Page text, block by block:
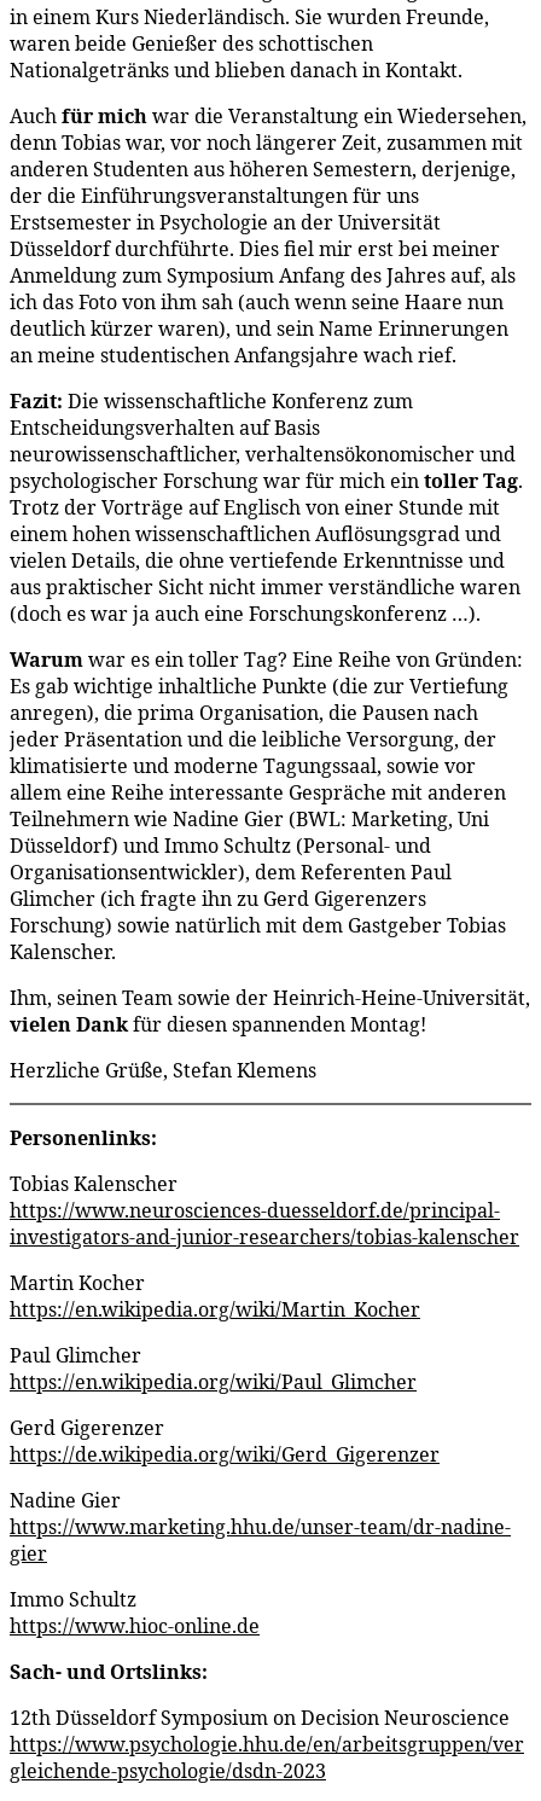
in einem Kurs Niederländisch. Sie wurden Freunde,
waren beide Genießer des schottischen
Nationalgetränks und blieben danach in Kontakt.
Auchfür michwar die Veranstaltung ein Wiedersehen,
denn Tobias war, vor noch längerer Zeit, zusammen mit
anderen Studenten aus höheren Semestern, derjenige,
der die Einführungsveranstaltungen für uns
Erstsemester in Psychologie an der Universität
Düsseldorf durchführte. Dies fiel mir erst bei meiner
Anmeldung zum Symposium Anfang des Jahres auf, als
ich das Foto von ihm sah (auch wenn seine Haare nun
deutlich kürzer waren), und sein Name Erinnerungen
an meine studentischen Anfangsjahre wach rief.
Fazit: Die wissenschaftliche Konferenz zum
Entscheidungsverhalten auf Basis
neurowissenschaftlicher, verhaltensökonomischer und
psychologischer Forschung war für mich eintoller Tag.
Trotz der Vorträge auf Englisch von einer Stunde mit
einem hohen wissenschaftlichen Auflösungsgrad und
vielen Details, die ohne vertiefende Erkenntnisse und
aus praktischer Sicht nicht immer verständliche waren
(doch es war ja auch eine Forschungskonferenz …).
Warumwar es ein toller Tag? Eine Reihe von Gründen:
Es gab wichtige inhaltliche Punkte (die zur Vertiefung
anregen), die prima Organisation, die Pausen nach
jeder Präsentation und die leibliche Versorgung, der
klimatisierte und moderne Tagungssaal, sowie vor
allem eine Reihe interessante Gespräche mit anderen
Teilnehmern wie Nadine Gier (BWL: Marketing, Uni
Düsseldorf) und Immo Schultz (Personal- und
Organisationsentwickler), dem Referenten Paul
Glimcher (ich fragte ihn zu Gerd Gigerenzers
Forschung) sowie natürlich mit dem Gastgeber Tobias
Kalenscher.
Ihm, seinen Team sowie der Heinrich-Heine-Universität,
vielen Dankfür diesen spannenden Montag!
Herzliche Grüße, Stefan Klemens
Personenlinks:
Tobias Kalenscher
https://www.neurosciences-duesseldorf.de/principal-
investigators-and-junior-researchers/tobias-kalenscher
Martin Kocher
https://en.wikipedia.org/wiki/Martin_Kocher
Paul Glimcher
https://en.wikipedia.org/wiki/Paul_Glimcher
Gerd Gigerenzer
https://de.wikipedia.org/wiki/Gerd_Gigerenzer
Nadine Gier
https://www.marketing.hhu.de/unser-team/dr-nadine-
gier
Immo Schultz
https://www.hioc-online.de
Sach- und Ortslinks:
12th Düsseldorf Symposium on Decision Neuroscience
https://www.psychologie.hhu.de/en/arbeitsgruppen/ver
gleichende-psychologie/dsdn-2023